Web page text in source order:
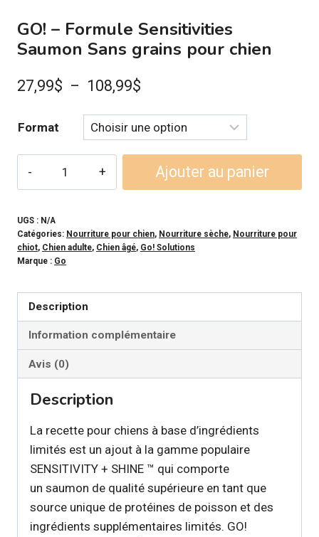
GO! – Formule Sensitivities
Saumon Sans grains pour chien
27,99$ – 108,99$
prix :
27,99$
Format
-
Formule
Sensitivities
Sans
pour
Ajouter au panier
UGS : N/A
Catégories: Nourriture pour chien, Nourriture sèche, Nourriture pour
chiot, Chien adulte, Chien âgé, Go! Solutions
Marque : Go
Description
Information complémentaire
Avis (0)
Description
La recette pour chiens à base d’ingrédients
limités est un ajout à la gamme populaire
SENSITIVITY + SHINE ™ qui comporte
un saumon de qualité supérieure en tant que
source unique de protéines de poisson et des
ingrédients supplémentaires limités. GO!